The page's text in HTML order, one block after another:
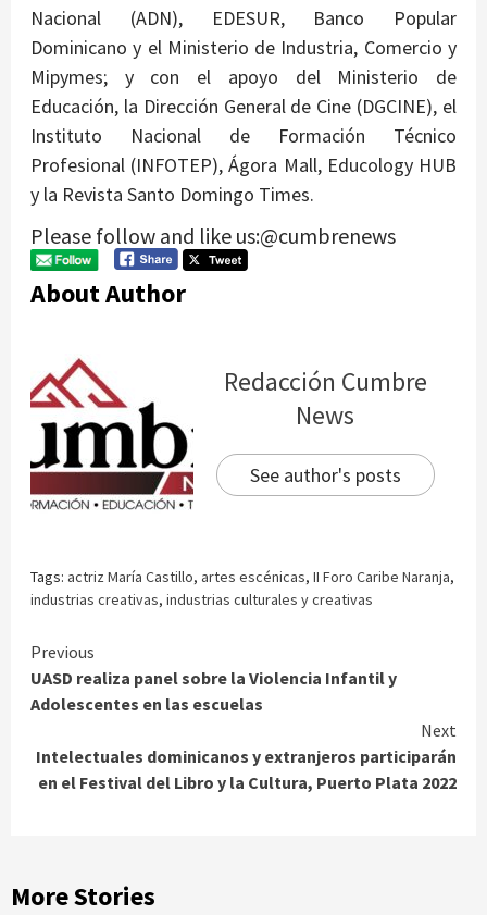
Nacional (ADN), EDESUR, Banco Popular
Dominicano y el Ministerio de Industria, Comercio y
Mipymes; y con el apoyo del Ministerio de
Educación, la Dirección General de Cine (DGCINE), el
Instituto Nacional de Formación Técnico
Profesional (INFOTEP), Ágora Mall, Educology HUB
y la Revista Santo Domingo Times.
Please follow and like us:@cumbrenews
About Author
Redacción Cumbre
News
See author's posts
Tags: actriz María Castillo, artes escénicas, II Foro Caribe Naranja,
industrias creativas, industrias culturales y creativas
Continue
Reading
Previous
UASD realiza panel sobre la Violencia Infantil y
Adolescentes en las escuelas
Next
Intelectuales dominicanos y extranjeros participarán
en el Festival del Libro y la Cultura, Puerto Plata 2022
More Stories